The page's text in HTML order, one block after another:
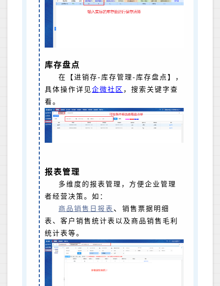
库存盘点
在【进销存-库存管理-库存盘点】，
具体操作详见 企微社区 ，搜索关键字查
看。
报表管理
多维度的报表管理，方便企业管理
者经营决策。如：
商品销售日报表 、 销售票据明细
表、客户销售统计表以及商品销售毛利
统计表 等。